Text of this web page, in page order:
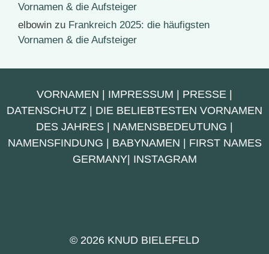
Vornamen & die Aufsteiger
elbowin zu Frankreich 2025: die häufigsten
Vornamen & die Aufsteiger
VORNAMEN | IMPRESSUM | PRESSE |
DATENSCHUTZ | DIE BELIEBTESTEN VORNAMEN
DES JAHRES | NAMENSBEDEUTUNG |
NAMENSFINDUNG | BABYNAMEN | FIRST NAMES
GERMANY| INSTAGRAM
© 2026 KNUD BIELEFELD